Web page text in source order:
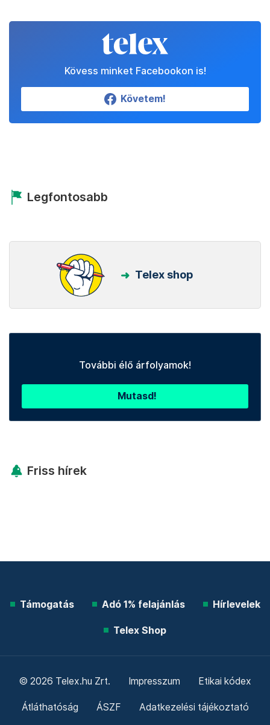
Kövess minket Facebookon is!
Követem!
Legfontosabb
Telex shop
További élő árfolyamok!
Mutasd!
Friss hírek
Támogatás Adó 1% felajánlás Hírlevelek
Telex Shop
© 2026 Telex.hu Zrt. Impresszum Etikai kódex
Átláthatóság ÁSZF Adatkezelési tájékoztató